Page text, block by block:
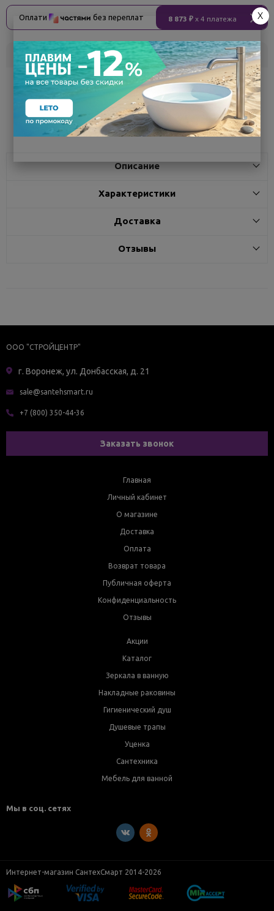
Оплати без переплат 8 873 ₽ x 4 платежа
Склад Кол-во Срок поставки
Белгород под заказ 7 - 14 дней
Поделиться
Описание
Характеристики
Доставка
Отзывы
ООО "СТРОЙЦЕНТР"
г. Воронеж, ул. Донбасская, д. 21
sale@santehsmart.ru
+7 (800) 350-44-36
Заказать звонок
Главная
Личный кабинет
О магазине
Доставка
Оплата
Возврат товара
Публичная оферта
Конфиденциальность
Отзывы
Акции
Каталог
Зеркала в ванную
Накладные раковины
Гигиенический душ
Душевые трапы
Уценка
Сантехника
Мебель для ванной
Мы в соц. сетях
Интернет-магазин СантехСмарт 2014-2026
X